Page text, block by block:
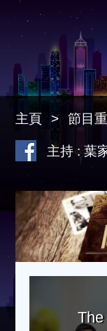
主頁 節目
主持 : 葉